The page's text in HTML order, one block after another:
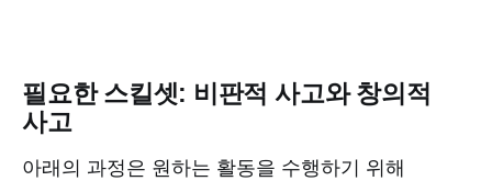
필요한 스킬셋: 비판적 사고와 창의적
사고
아래의 과정은 원하는 활동을 수행하기 위해